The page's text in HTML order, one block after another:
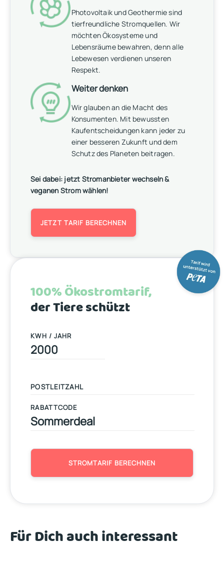
Photovoltaik und Geothermie sind
tierfreundliche Stromquellen. Wir
möchten Ökosysteme und
Lebensräume bewahren, denn alle
Lebewesen verdienen unseren
Respekt.
Weiter denken
Wir glauben an die Macht des
Konsumenten. Mit bewussten
Kaufentscheidungen kann jeder zu
einer besseren Zukunft und dem
Schutz des Planeten beitragen.
Sei dabei: jetzt Stromanbieter wechseln &
veganen Strom wählen!
JETZT TARIF BERECHNEN
100% Ökostromtarif,
der Tiere schützt
KWH / JAHR
RABATTCODE
STROMTARIF BERECHNEN
Für Dich auch interessant